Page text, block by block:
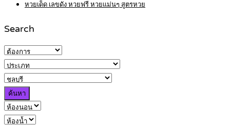
หวยเด็ด เลขดัง หวยฟรี หวยแม่นๆ สูตรหวย
Search
ค้นหา